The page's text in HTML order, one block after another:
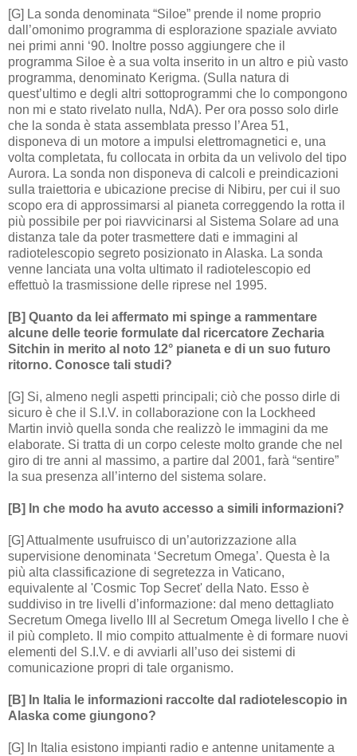
[G] La sonda denominata “Siloe” prende il nome proprio
dall’omonimo programma di esplorazione spaziale avviato
nei primi anni ‘90. Inoltre posso aggiungere che il
programma Siloe è a sua volta inserito in un altro e più vasto
programma, denominato Kerigma. (Sulla natura di
quest’ultimo e degli altri sottoprogrammi che lo compongono
non mi e stato rivelato nulla, NdA). Per ora posso solo dirle
che la sonda è stata assemblata presso l’Area 51,
disponeva di un motore a impulsi elettromagnetici e, una
volta completata, fu collocata in orbita da un velivolo del tipo
Aurora. La sonda non disponeva di calcoli e preindicazioni
sulla traiettoria e ubicazione precise di Nibiru, per cui il suo
scopo era di approssimarsi al pianeta correggendo la rotta il
più possibile per poi riavvicinarsi al Sistema Solare ad una
distanza tale da poter trasmettere dati e immagini al
radiotelescopio segreto posizionato in Alaska. La sonda
venne lanciata una volta ultimato il radiotelescopio ed
effettuò la trasmissione delle riprese nel 1995.
[B] Quanto da lei affermato mi spinge a rammentare
alcune delle teorie formulate dal ricercatore Zecharia
Sitchin in merito al noto 12° pianeta e di un suo futuro
ritorno. Conosce tali studi?
[G] Si, almeno negli aspetti principali; ciò che posso dirle di
sicuro è che il S.I.V. in collaborazione con la Lockheed
Martin inviò quella sonda che realizzò le immagini da me
elaborate. Si tratta di un corpo celeste molto grande che nel
giro di tre anni al massimo, a partire dal 2001, farà “sentire”
la sua presenza all’interno del sistema solare.
[B] In che modo ha avuto accesso a simili informazioni?
[G] Attualmente usufruisco di un’autorizzazione alla
supervisione denominata ‘Secretum Omega’. Questa è la
più alta classificazione di segretezza in Vaticano,
equivalente al 'Cosmic Top Secret' della Nato. Esso è
suddiviso in tre livelli d’informazione: dal meno dettagliato
Secretum Omega livello III al Secretum Omega livello I che è
il più completo. Il mio compito attualmente è di formare nuovi
elementi del S.I.V. e di avviarli all’uso dei sistemi di
comunicazione propri di tale organismo.
[B] In Italia le informazioni raccolte dal radiotelescopio in
Alaska come giungono?
[G] In Italia esistono impianti radio e antenne unitamente a